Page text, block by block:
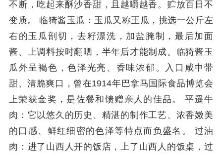
不断，吃起来酥沙香甜，且越嚼越香。贮放百日不
变质。 临猗酱玉瓜：玉瓜又称王瓜，挑选一公斤左
右的玉瓜剖切，去籽漂洗，加盐腌制，最后加面
酱、上调料按时翻晒，半年后才能制成。临猗酱玉
瓜外呈褐色，色泽光亮、香味浓郁。入口咸中带
甜、清脆爽口，曾在1914年巴拿马国际食品博览会
上荣获金奖，是佐餐和馈赠亲人的佳品。 平遥牛
肉：它以悠久的历史、精湛的制作工艺、浓香嫩美
的口感、鲜红细密的色泽等特点而负盛名。 过油
肉：进了山西人开的饭店，上了山西人的饭桌，过